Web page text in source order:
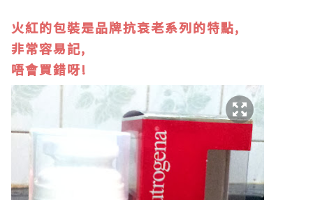
火紅的包裝是品牌抗衰老系列的特點,
非常容易記,
唔會買錯呀!